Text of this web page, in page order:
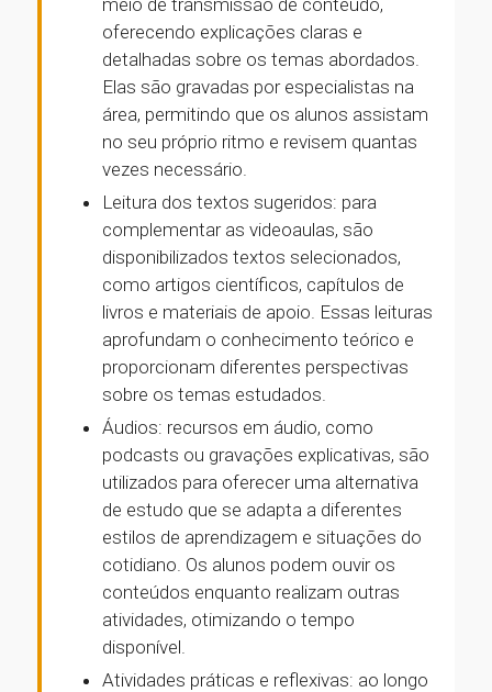
meio de transmissão de conteúdo,
oferecendo explicações claras e
detalhadas sobre os temas abordados.
Elas são gravadas por especialistas na
área, permitindo que os alunos assistam
no seu próprio ritmo e revisem quantas
vezes necessário.
Leitura dos textos sugeridos: para
complementar as videoaulas, são
disponibilizados textos selecionados,
como artigos científicos, capítulos de
livros e materiais de apoio. Essas leituras
aprofundam o conhecimento teórico e
proporcionam diferentes perspectivas
sobre os temas estudados.
Áudios: recursos em áudio, como
podcasts ou gravações explicativas, são
utilizados para oferecer uma alternativa
de estudo que se adapta a diferentes
estilos de aprendizagem e situações do
cotidiano. Os alunos podem ouvir os
conteúdos enquanto realizam outras
atividades, otimizando o tempo
disponível.
Atividades práticas e reflexivas: ao longo